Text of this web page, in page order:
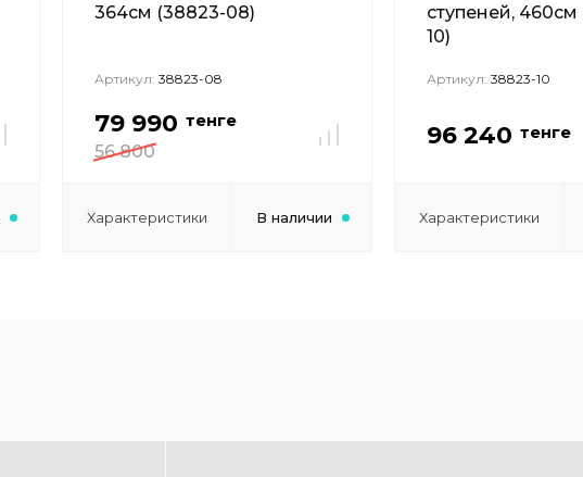
364см (38823-08)
Артикул: 38823-08
79 990 тенге
56 800
Характеристики В наличии
ступеней,
10)
Артикул: 38823-10
96 240 тенге
Характеристики